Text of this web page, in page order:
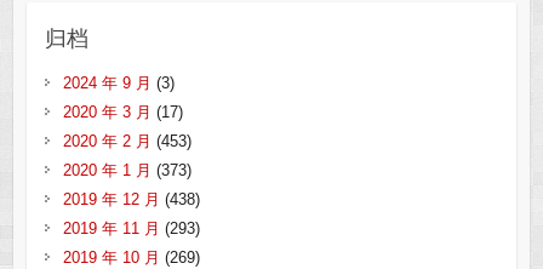
归档
2024 年 9 月 (3)
2020 年 3 月 (17)
2020 年 2 月 (453)
2020 年 1 月 (373)
2019 年 12 月 (438)
2019 年 11 月 (293)
2019 年 10 月 (269)